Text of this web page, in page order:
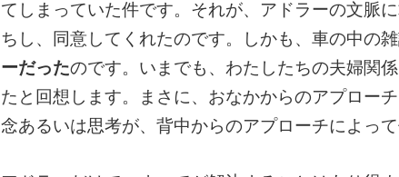
てしまっていた件です。それが、アドラーの文脈
ちし、同意してくれたのです。しかも、車の中の
ーだったのです。いまでも、わたしたちの夫婦関
たと回想します。まさに、おなかからのアプロー
念あるいは思考が、背中からのアプローチによっ